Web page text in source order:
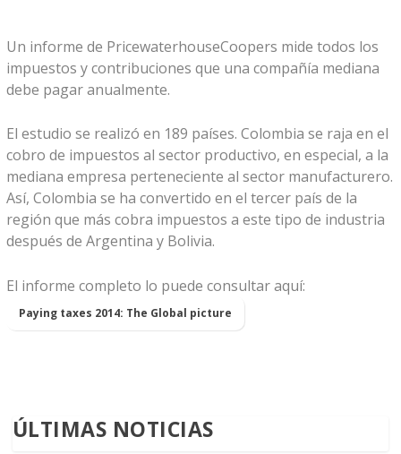
Un informe de PricewaterhouseCoopers mide todos los
impuestos y contribuciones que una compañía mediana
debe pagar anualmente.
El estudio se realizó en 189 países. Colombia se raja en el
cobro de impuestos al sector productivo, en especial, a la
mediana empresa perteneciente al sector manufacturero.
Así, Colombia se ha convertido en el tercer país de la
región que más cobra impuestos a este tipo de industria
después de Argentina y Bolivia.
El informe completo lo puede consultar aquí:
Paying taxes 2014: The Global picture
ÚLTIMAS NOTICIAS